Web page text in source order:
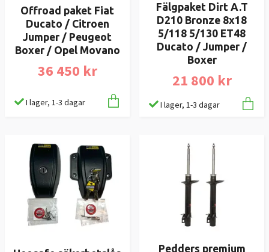
Offroad paket Fiat
Ducato / Citroen
Jumper / Peugeot
Boxer / Opel Movano
36 450 kr
I lager, 1-3 dagar
Fälgpaket Dirt A.T
D210 Bronze 8x18
5/118 5/130 ET48
Ducato / Jumper /
Boxer
21 800 kr
I lager, 1-3 dagar
Pedders premium